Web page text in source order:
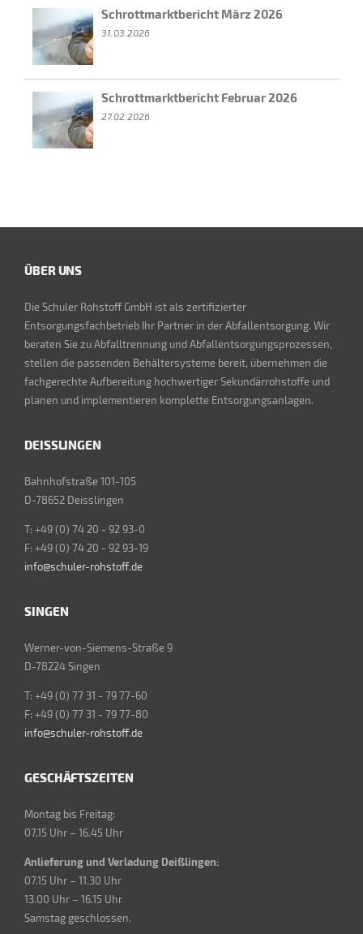
Schrottmarktbericht März 2026
31.03.2026
Schrottmarktbericht Februar 2026
27.02.2026
ÜBER UNS
Die Schuler Rohstoff GmbH ist als zertifizierter
Entsorgungsfachbetrieb Ihr Partner in der Abfallentsorgung. Wir
beraten Sie zu Abfalltrennung und Abfallentsorgungsprozessen,
stellen die passenden Behältersysteme bereit, übernehmen die
fachgerechte Aufbereitung hochwertiger Sekundärrohstoffe und
planen und implementieren komplette Entsorgungsanlagen.
DEISSLINGEN
Bahnhofstraße 101-105
D-78652 Deisslingen
T: +49 (0) 74 20 - 92 93-0
F: +49 (0) 74 20 - 92 93-19
info@schuler-rohstoff.de
SINGEN
Werner-von-Siemens-Straße 9
D-78224 Singen
T: +49 (0) 77 31 - 79 77-60
F: +49 (0) 77 31 - 79 77-80
info@schuler-rohstoff.de
GESCHÄFTSZEITEN
Montag bis Freitag:
07.15 Uhr – 16.45 Uhr
Anlieferung und Verladung Deißlingen:
07.15 Uhr – 11.30 Uhr
13.00 Uhr – 16.15 Uhr
Samstag geschlossen.